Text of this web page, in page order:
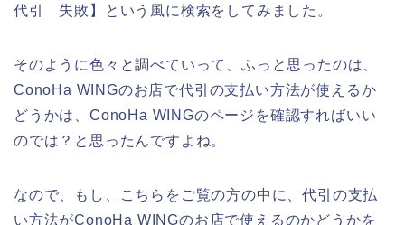
代引 失敗】という風に検索をしてみました。
そのように色々と調べていって、ふっと思ったのは、
ConoHa WINGのお店で代引の支払い方法が使えるか
どうかは、ConoHa WINGのページを確認すればいい
のでは？と思ったんですよね。
なので、もし、こちらをご覧の方の中に、代引の支払
い方法がConoHa WINGのお店で使えるのかどうかを